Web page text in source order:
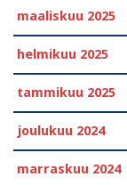
maaliskuu 2025
helmikuu 2025
tammikuu 2025
joulukuu 2024
marraskuu 2024